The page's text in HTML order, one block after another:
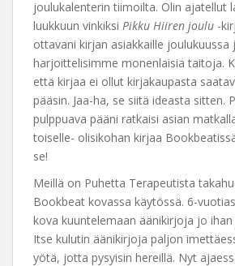
joulukalenterin tiimoilta. Olin ajatellut
luukkuun vinkiksi Pikku Hiiren joulu -
ottavani kirjan asiakkaille joulukuussa
harjoittelisimme monenlaisia taitoja.
että kirjaa ei ollut kirjakaupasta
pääsin. Jaa-ha, se siitä ideasta sitten.
pulppuava pääni ratkaisi asian
toiselle- olisikohan kirjaa
se!
Meillä on Puhetta Terapeutista
Bookbeat kovassa käytössä. 6-
kova kuuntelemaan äänikirjoja jo
Itse kulutin äänikirjoja paljon
yötä, jotta pysyisin hereillä. Nyt